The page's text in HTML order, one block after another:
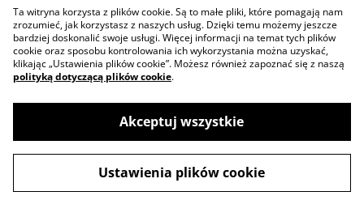
produktów (GPSR)
Polityka plików cookie
©2026DROBNE ceramika i papier
powered by
Ta witryna korzysta z plików cookie. Są to małe pliki, które pomagają nam
zrozumieć, jak korzystasz z naszych usług. Dzięki temu możemy jeszcze
bardziej doskonalić swoje usługi. Więcej informacji na temat tych plików
cookie oraz sposobu kontrolowania ich wykorzystania można uzyskać,
klikając „Ustawienia plików cookie”. Możesz również zapoznać się z naszą
polityką dotyczącą plików cookie.
Akceptuj wszystkie
Ustawienia plików cookie